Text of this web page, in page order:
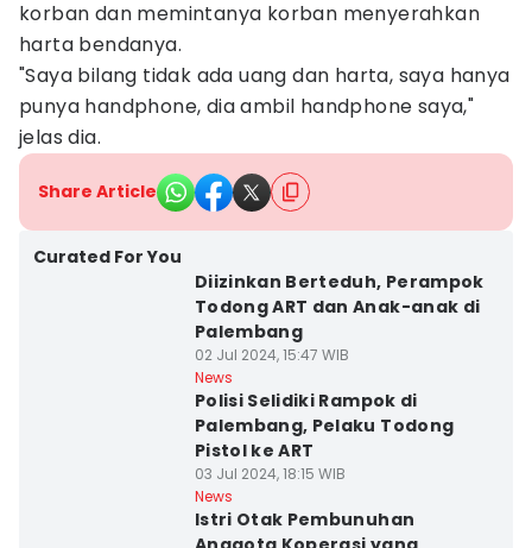
korban dan memintanya korban menyerahkan
harta bendanya.
"Saya bilang tidak ada uang dan harta, saya hanya
punya handphone, dia ambil handphone saya,"
jelas dia.
Share Article
Curated For You
Diizinkan Berteduh, Perampok
Todong ART dan Anak-anak di
Palembang
02 Jul 2024, 15:47 WIB
News
Polisi Selidiki Rampok di
Palembang, Pelaku Todong
Pistol ke ART
03 Jul 2024, 18:15 WIB
News
Istri Otak Pembunuhan